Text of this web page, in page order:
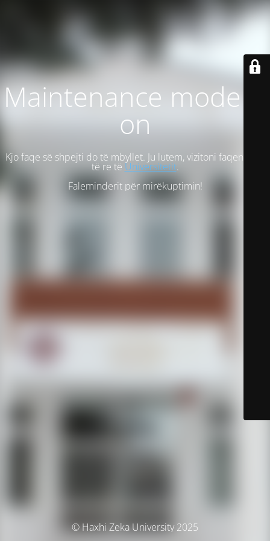
Maintenance mode is
on
Kjo faqe së shpejti do të mbyllet. Ju lutem, vizitoni faqen tonë
të re të Universitetit.
Faleminderit për mirëkuptimin!
© Haxhi Zeka University 2025